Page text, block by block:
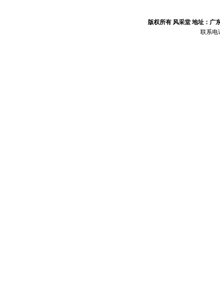
版权所有 风采堂 地址：广
联系电